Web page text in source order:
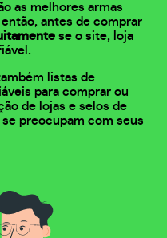
as melhores armas
antes de comprar
se o site, loja
listas de
para comprar ou
de lojas e selos de
preocupam com seus